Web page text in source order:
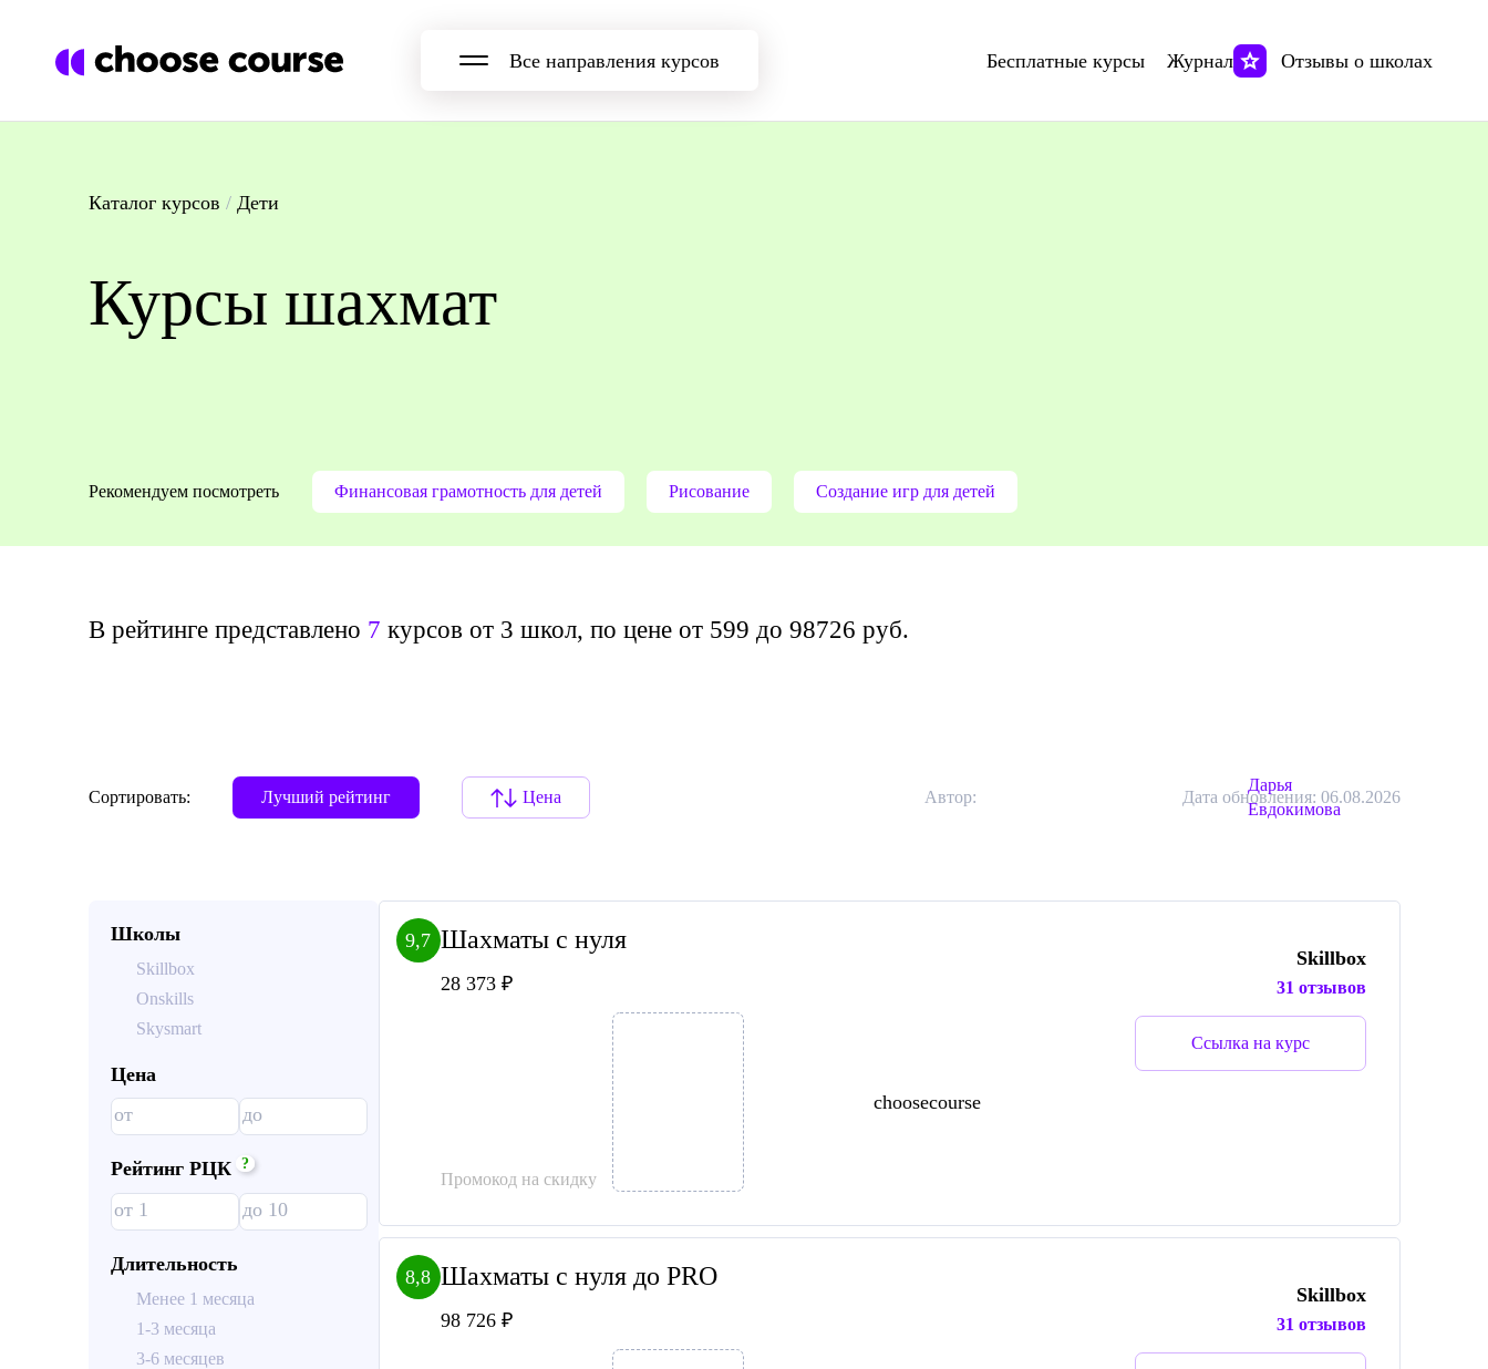
Все направления курсов Бесплатные курсы Журнал Отзывы о школах
Каталог курсов / Дети
Курсы шахмат
Рекомендуем посмотреть Финансовая грамотность для детей Рисование Создание игр для детей
В рейтинге представлено 7 курсов от 3 школ, по цене от 599 до 98726 руб.
Сортировать: Лучший рейтинг Цена Автор:
Дарья
Евдокимова
Дата обновления: 06.08.2026
Школы
Skillbox
Onskills
Skysmart
Цена
Рейтинг РЦК ?
Длительность
Менее 1 месяца
1-3 месяца
3-6 месяцев
9,7 Шахматы с нуля
28 373 ₽
Промокод на скидку
choosecourse
Skillbox
31 отзывов
Ссылка на курс
8,8 Шахматы с нуля до PRO
98 726 ₽
Skillbox
31 отзывов